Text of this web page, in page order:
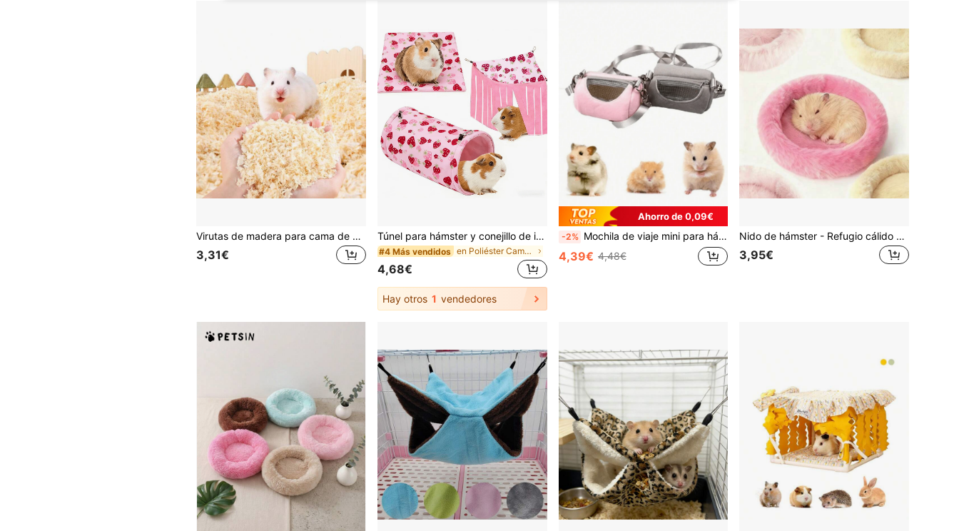
Virutas de madera para cama de hámster - Desodorizante, suave, cálido, virutas de madera natural, transpirable en verano; Rama de flor de hámster dorado - Desodorizante, cálido, suministros de jardinería adecuados para mascotas pequeñas
3,31€
Túnel para hámster y conejillo de indias, túnel y tubería para mascotas pequeñas, túnel y estera de lana suave para animales pequeños, así como accesorios de escondite de esquina para jaula, adecuado para conejillos de indias, conejos, hurones, chinchillas, erizos, etc.
#4 Más vendidos en Poliéster Camas y hamacas para animales pequeño
4,68€
Hay otros 1 vendedores
Ahorro de 0,09€
-2% Mochila de viaje mini para hámster, diseño con cremallera, hecha de poliéster, adecuada para hámsteres y otras mascotas pequeñas, suministros para mascotas, accesorios para mascotas pequeñas, transportín portátil para mascotas
4,39€ 4,48€
Nido de hámster - Refugio cálido y suave para hámster adecuado para todas las estaciones, refugio cómodo para mascotas pequeñas para uso durante todo el año, casa decorativa linda para hámster, cálida y adecuada para el descanso de mascotas pequeñas del hogar.
3,95€